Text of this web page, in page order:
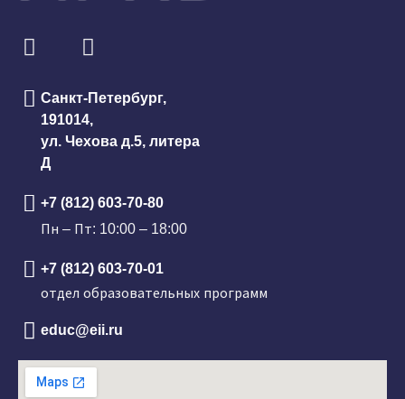
Санкт-Петербург,
191014,
ул. Чехова д.5, литера
Д
+7 (812) 603-70-80
Пн – Пт: 10:00 – 18:00
+7 (812) 603-70-01
отдел образовательных программ
educ@eii.ru